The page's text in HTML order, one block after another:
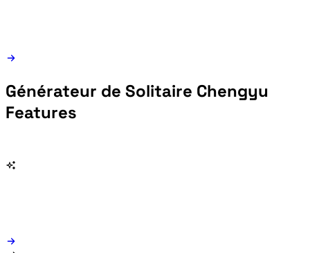
Générateur de Solitaire Chengyu
Features